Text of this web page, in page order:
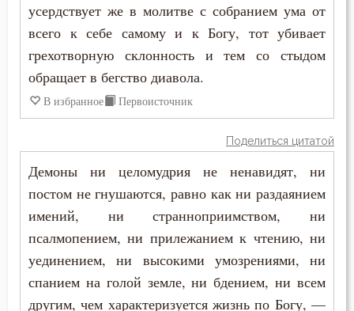
усердствует же в молитве с собранием ума от
всего к себе самому и к Богу, тот убивает
грехотворную склонность и тем со стыдом
обращает в бегство диавола.
В избранное Первоисточник
Поделиться цитатой
Демоны ни целомудрия не ненавидят, ни
постом не гнушаются, равно как ни раздаянием
имений, ни странноприимством, ни
псалмопением, ни прилежанием к чтению, ни
уединением, ни высокими умозрениями, ни
спанием на голой земле, ни бдением, ни всем
другим, чем характеризуется жизнь по Богу, —